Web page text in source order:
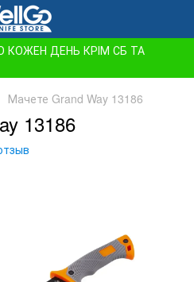
КОЖЕН ДЕНЬ КРІМ СБ ТА
Мачете Grand Way 13186
13186